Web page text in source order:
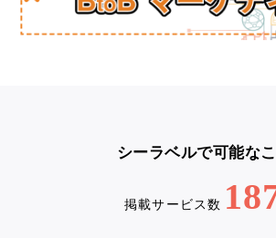
シーラベルで可能な
掲載サービス数